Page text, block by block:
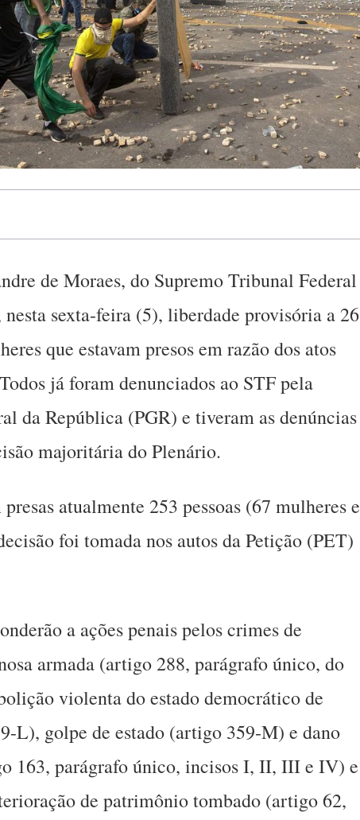
de Moraes, do Supremo Tribunal Federal
sexta-feira (5), liberdade provisória a 26
que estavam presos em razão dos atos
já foram denunciados ao STF pela
da República (PGR) e tiveram as denúncias
majoritária do Plenário.
atualmente 253 pessoas (67 mulheres e
foi tomada nos autos da Petição (PET)
a ações penais pelos crimes de
armada (artigo 288, parágrafo único, do
violenta do estado democrático de
L), golpe de estado (artigo 359-M) e dano
163, parágrafo único, incisos I, II, III e IV) e
de patrimônio tombado (artigo 62,